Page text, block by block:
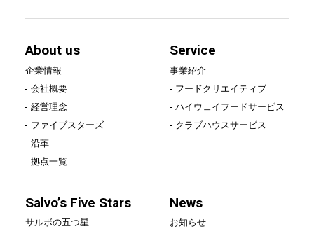
クラブハウスサービス
Salvo’s Five Stars
サルボの五つ星
News
About us
企業情報
会社概要
経営理念
ファイブスターズ
沿革
拠点一覧
Service
事業紹介
フードクリエイティブ
ハイウェイフードサービス
クラブハウスサービス
Salvo’s Five Stars
サルボの五つ星
News
お知らせ